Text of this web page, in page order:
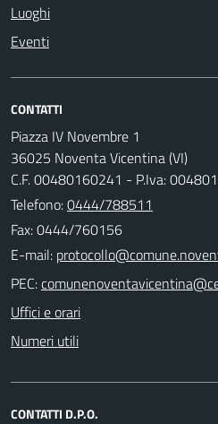
Luoghi
Eventi
CONTATTI
Piazza IV Novembre 1
36025 Noventa Vicentina (VI)
C.F. 00480160241 - P.Iva:
Telefono:0444/788511
Fax: 0444/760156
E-mail:
PEC:
Uffici e orari
Numeri utili
CONTATTI D.P.O.